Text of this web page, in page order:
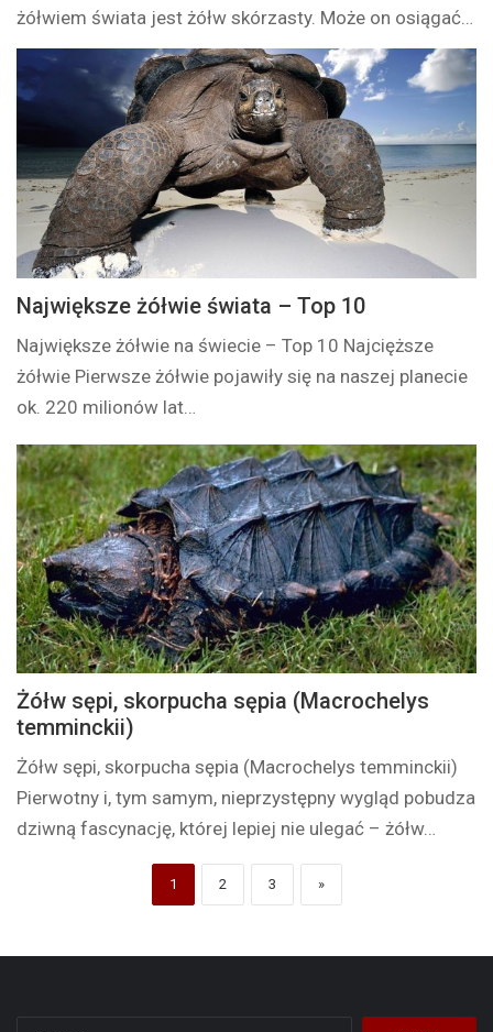
żółwiem świata jest żółw skórzasty. Może on osiągać…
Największe żółwie świata – Top 10
Największe żółwie na świecie – Top 10 Najcięższe
żółwie Pierwsze żółwie pojawiły się na naszej planecie
ok. 220 milionów lat…
Żółw sępi, skorpucha sępia (Macrochelys
temminckii)
Żółw sępi, skorpucha sępia (Macrochelys temminckii)
Pierwotny i, tym samym, nieprzystępny wygląd pobudza
dziwną fascynację, której lepiej nie ulegać – żółw…
1 2 3 »